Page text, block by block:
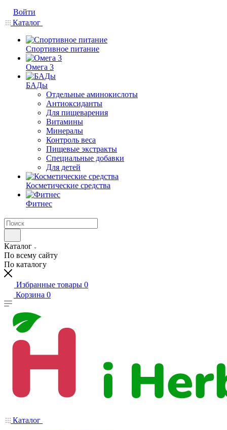
Войти
Каталог
Спортивное питание
Омега 3
БАДы
Отдельные аминокислоты
Антиоксиданты
Для пищеварения
Витамины
Минералы
Контроль веса
Пищевые экстракты
Специальные добавки
Для детей
Косметические средства
Фитнес
Каталог
По всему сайту
По каталогу
Избранные товары 0
Корзина 0
Каталог